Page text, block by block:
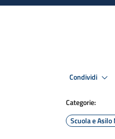
Condividi
Categorie:
Scuola e Asilo